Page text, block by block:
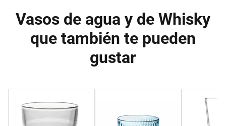
Vasos de agua y de Whisky
que también te pueden
gustar